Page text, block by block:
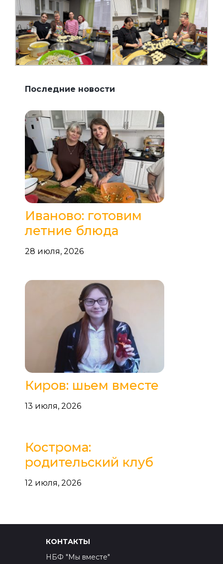
Последние новости
Иваново: готовим
летние блюда
28 июля, 2026
Киров: шьем вместе
13 июля, 2026
Кострома:
родительский клуб
12 июля, 2026
КОНТАКТЫ
НБФ "Мы вместе"